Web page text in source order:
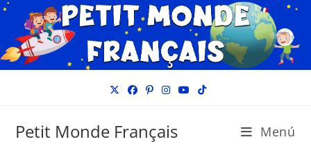
Petit Monde Français Menú